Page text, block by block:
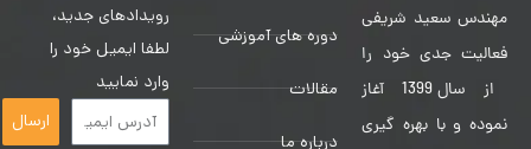
مهندس سعید شریفی
فعالیت جدی خود را
از سال 1399 آغاز
نموده و با بهره گیری
دوره های آموزشی
مقالات
درباره ما
رویدادهای جدید،
لطفا ایمیل خود را
وارد نمایید
ارسال